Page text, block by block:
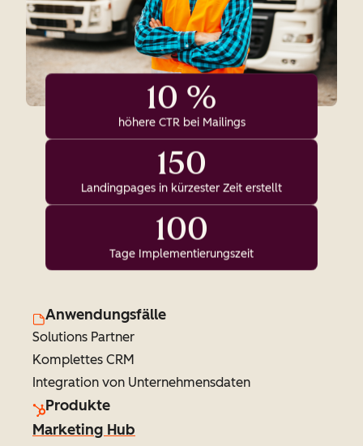
10 %
höhere CTR bei Mailings
150
Landingpages in kürzester Zeit erstellt
100
Tage Implementierungszeit
Anwendungsfälle
Solutions Partner
Komplettes CRM
Integration von Unternehmensdaten
Produkte
Marketing Hub